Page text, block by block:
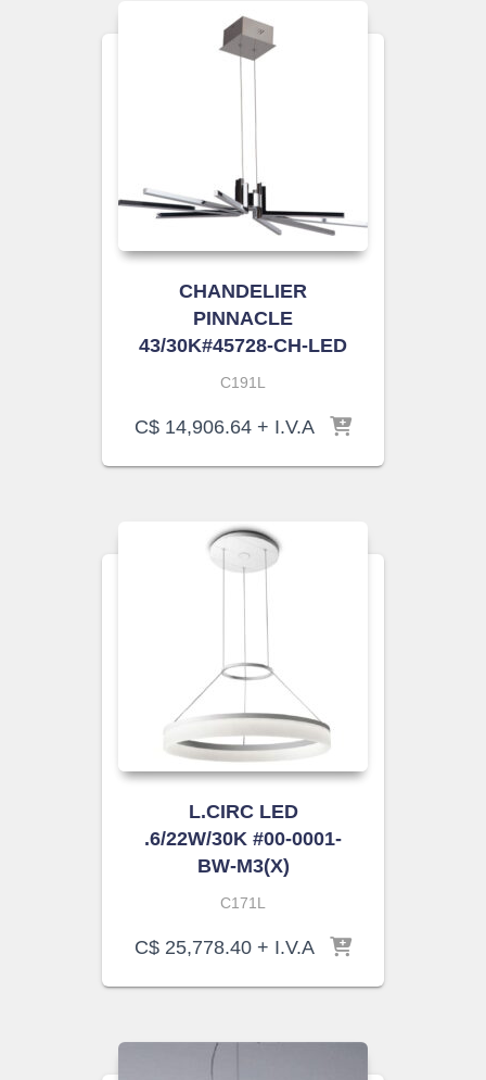
CHANDELIER
PINNACLE
43/30K#45728-CH-LED
C191L
C$ 14,906.64 + I.V.A
L.CIRC LED
.6/22W/30K #00-0001-
BW-M3(X)
C171L
C$ 25,778.40 + I.V.A